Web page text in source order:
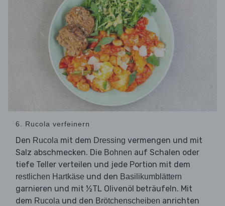
6. Rucola verfeinern
Den Rucola mit dem Dressing vermengen und mit
Salz abschmecken. Die Bohnen auf Schalen oder
tiefe Teller verteilen und jede Portion mit dem
restlichen Hartkäse und den Basilikumblättern
garnieren und mit ½TL Olivenöl beträufeln. Mit
dem Rucola und den Brötchenscheiben anrichten